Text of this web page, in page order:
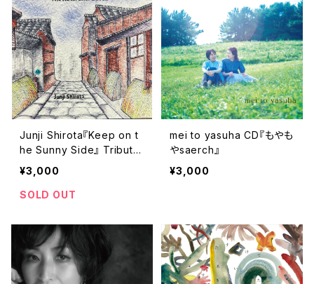
Junji Shirota『Keep on t
he Sunny Side』 Tribute
to The Natarsher Seven
城田純二「ザ・ナターシャ
ー・セブン」を歌う
¥3,000
SOLD OUT
mei to yasuha CD『もやも
やsaerch』
¥3,000